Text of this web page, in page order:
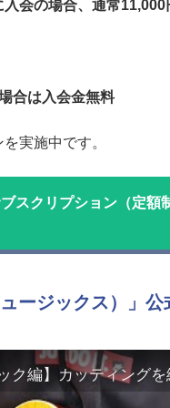
会の場合、通常11,000
合は入会金無料
実施中です。
スクリプション（定額
ージックス）」公